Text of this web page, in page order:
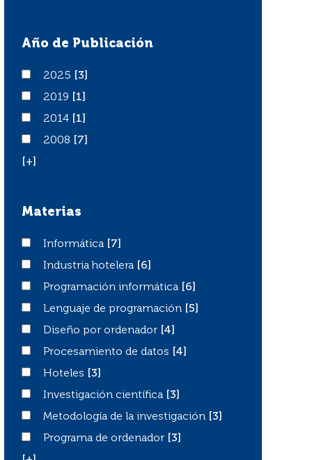
Año de Publicación
20252025
[3]
20192019
[1]
20142014
[1]
20082008
[7]
[+]
Materias
Informática
Informática
[7]
Industria hotelera
Industria hotelera
[6]
Programación informática
Programación informática
[6]
Lenguaje de programación
Lenguaje de programación
[5]
Diseño por ordenador
Diseño por ordenador
[4]
Procesamiento de datos
Procesamiento de datos
[4]
HotelesHoteles
[3]
Investigación científica
Investigación científica
[3]
Metodología de la investigación
Metodología de la investigación
[3]
Programa de ordenador
Programa de ordenador
[3]